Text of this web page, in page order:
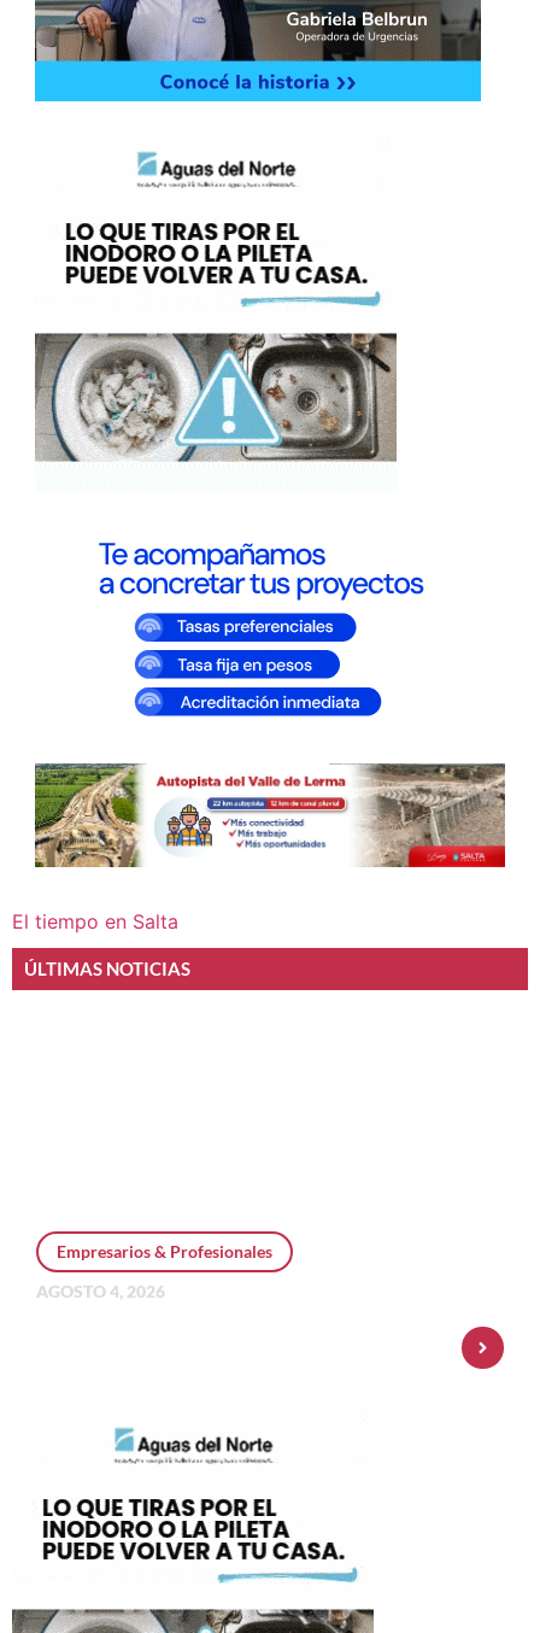
El tiempo en Salta
ÚLTIMAS NOTICIAS
Empresarios & Profesionales
AGOSTO 4, 2026